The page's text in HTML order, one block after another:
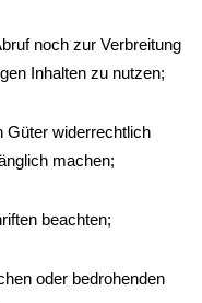
noch zur Verbreitung
Inhalten zu nutzen;
Güter widerrechtlich
machen;
beachten;
oder bedrohenden